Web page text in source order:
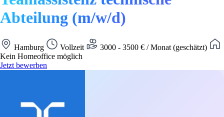
Abteilung (m/w/d)
Hamburg Vollzeit
3000 - 3500 € / Monat (geschätzt)
Kein Homeoffice möglich
Jetzt bewerben